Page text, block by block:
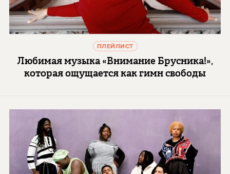
ПЛЕЙЛИСТ
Любимая музыка «Внимание Брусника!»,
которая ощущается как гимн свободы